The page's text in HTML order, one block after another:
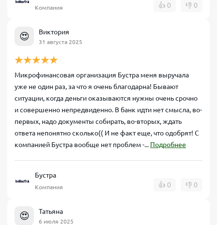
Компания 👍 0 👎 0
😍 Виктория
31 августа 2025
Микрофинансовая организация Бустра меня выручала
уже не один раз, за что я очень благодарна! Бывают
ситуации, когда деньги оказываются нужны очень срочно
и совершенно непредвиденно. В банк идти нет смысла, во-
первых, надо документы собирать, во-вторых, ждать
ответа непонятно сколько(( И не факт еще, что одобрят! С
компанией Бустра вообще нет проблем -... Подробнее
Бустра
Компания 👍 0 👎 0
😍 Татьяна
6 июля 2025